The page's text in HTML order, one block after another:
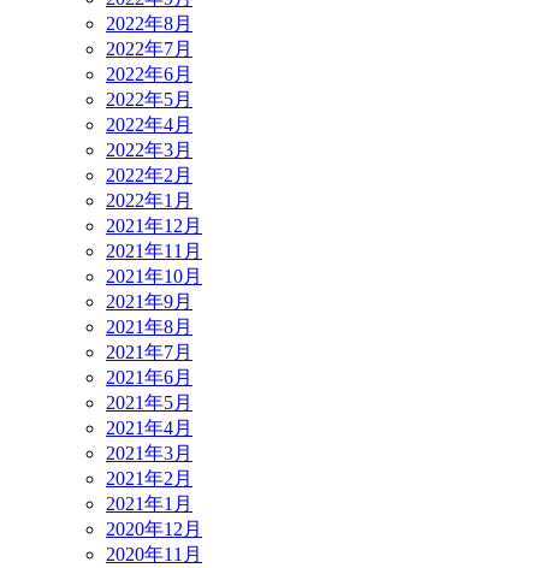
2022年8月
2022年7月
2022年6月
2022年5月
2022年4月
2022年3月
2022年2月
2022年1月
2021年12月
2021年11月
2021年10月
2021年9月
2021年8月
2021年7月
2021年6月
2021年5月
2021年4月
2021年3月
2021年2月
2021年1月
2020年12月
2020年11月